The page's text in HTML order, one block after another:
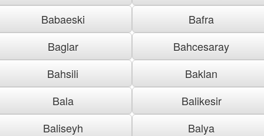
Babaeski
Bafra
Baglar
Bahcesaray
Bahsili
Baklan
Bala
Balikesir
Baliseyh
Balya